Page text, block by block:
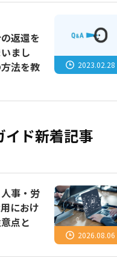
返還を
まし
法を教
2023.02.28
イド新着記事
人事・労
におけ
点と
2026.08.06